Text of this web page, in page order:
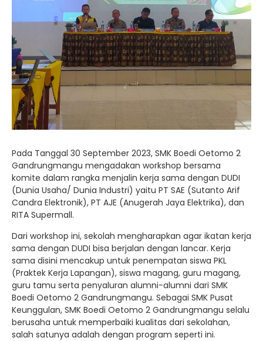
Pada Tanggal 30 September 2023, SMK Boedi Oetomo 2
Gandrungmangu mengadakan workshop bersama
komite dalam rangka menjalin kerja sama dengan DUDI
(Dunia Usaha/ Dunia Industri) yaitu PT SAE (Sutanto Arif
Candra Elektronik), PT AJE (Anugerah Jaya Elektrika), dan
RITA Supermall.
Dari workshop ini, sekolah mengharapkan agar ikatan kerja
sama dengan DUDI bisa berjalan dengan lancar. Kerja
sama disini mencakup untuk penempatan siswa PKL
(Praktek Kerja Lapangan), siswa magang, guru magang,
guru tamu serta penyaluran alumni-alumni dari SMK
Boedi Oetomo 2 Gandrungmangu. Sebagai SMK Pusat
Keunggulan, SMK Boedi Oetomo 2 Gandrungmangu selalu
berusaha untuk memperbaiki kualitas dari sekolahan,
salah satunya adalah dengan program seperti ini.